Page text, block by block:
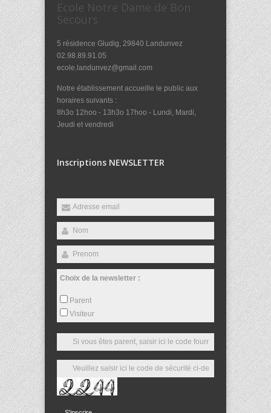
Ecole Notre Dame de Bon
Secours
5 résidence Gludig, 29840 Landunvez
02.98.89.91.05
ecole.landunvez@gmail.com
Notre établissement accueille le public aux
horaires suivants :
8h3o 12hoo - 13h3o 17hoo - Lundi, Mardi,
Jeudi et vendredi
Inscriptions NEWSLETTER
Choix de la newsletter :
Parent
Visiteur